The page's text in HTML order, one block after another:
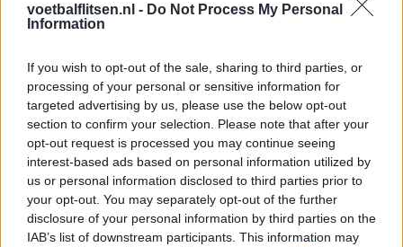
voetbalflitsen.nl - Do Not Process My Personal
Information
If you wish to opt-out of the sale, sharing to third parties, or
processing of your personal or sensitive information for
targeted advertising by us, please use the below opt-out
section to confirm your selection. Please note that after your
opt-out request is processed you may continue seeing
interest-based ads based on personal information utilized by
us or personal information disclosed to third parties prior to
your opt-out. You may separately opt-out of the further
disclosure of your personal information by third parties on the
IAB’s list of downstream participants. This information may
Feyenoord sluit voorbereiding bijna af: dit staat
er nog op het programma
Shaqueel van Persie ontkracht geruchten over
keuze voor Marokko
Brengt Sporting Portugal Feyenoord in de
problemen rond Hadj Moussa?
Van droomtransfer tot contractontbinding: het
Feyenoord-verhaal van Calvin Stengs